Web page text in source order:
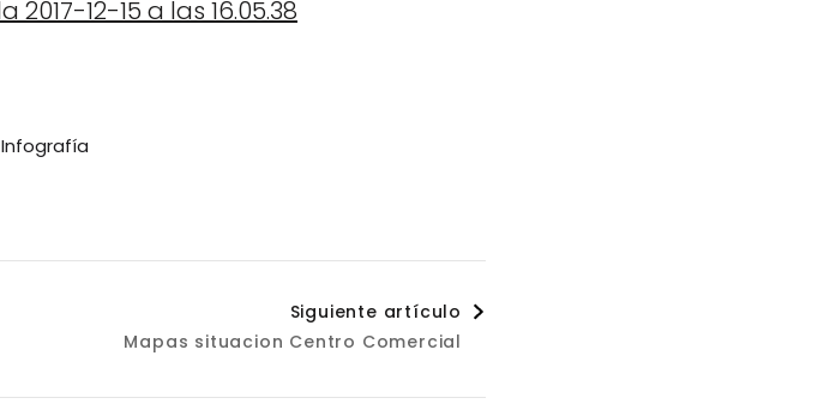
Infografía
Siguiente artículo
Mapas situacion Centro Comercial